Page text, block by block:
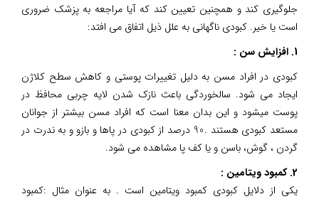
جلوگیری کند و همچنین تعیین کند که آیا مراجعه به پزشک ضروری
است یا خیر. کبودی ناگهانی به علل ذیل اتفاق می افتد:
1. افزایش سن :
کبودی در افراد مسن به دلیل تغییرات پوستی و کاهش سطح کلاژن
ایجاد می شود. سالخوردگی باعث نازک شدن لایه چربی محافظ در
پوست میشود و این بدان معنا است که افراد مسن بیشتر از جوانان
مستعد کبودی هستند .90 درصد از کبودی در پاها و بازو و به ندرت در
گردن ، گوش، باسن و یا کف پا مشاهده می شود.
2. کمبود ویتامین :
یکی از دلایل کبودی کمبود ویتامین است . به عنوان مثال :کمبود